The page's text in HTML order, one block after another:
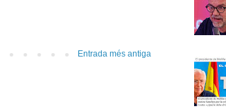
Entrada més antiga